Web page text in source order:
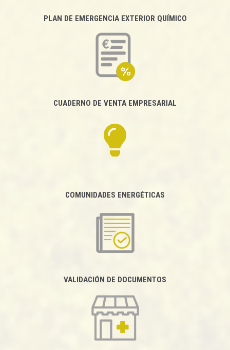
PLAN DE EMERGENCIA EXTERIOR QUÍMICO
CUADERNO DE VENTA EMPRESARIAL
COMUNIDADES ENERGÉTICAS
VALIDACIÓN DE DOCUMENTOS